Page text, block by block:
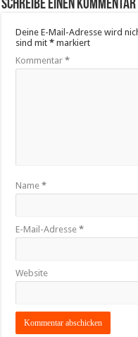
Schreibe einen Kommentar
Deine E-Mail-Adresse wird
sind mit* markiert
Kommentar*
Name*
E-Mail-Adresse*
Website